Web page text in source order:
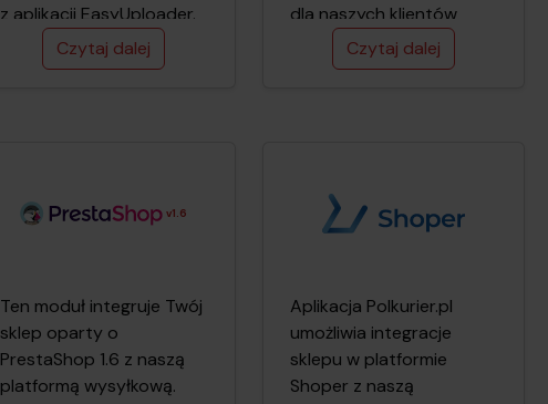
z aplikacji EasyUploader.
Integracja dostępna jest
od wersji 3.46.
Czytaj dalej
dla naszych klientów
dzięki któremu cały
proces przygotowania
przesyła wszystkie
niezbędne dane
pozwalając oszczędzić
czas w porównaniu z
ręcznym uzupełnianiem
danych w formularzu
Czytaj dalej
v1.6
Ten moduł integruje Twój
sklep oparty o
PrestaShop 1.6 z naszą
platformą wysyłkową.
Aplikacja Polkurier.pl
umożliwia integracje
sklepu w platformie
Shoper z naszą